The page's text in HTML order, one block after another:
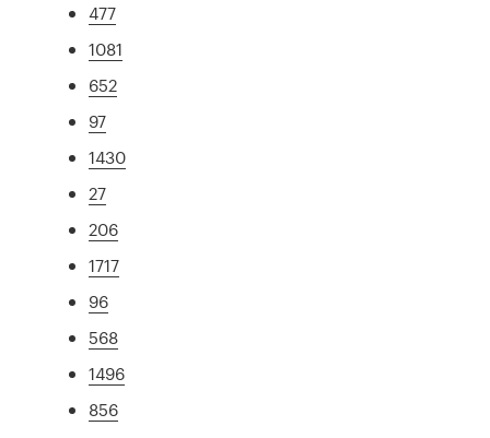
477
1081
652
97
1430
27
206
1717
96
568
1496
856